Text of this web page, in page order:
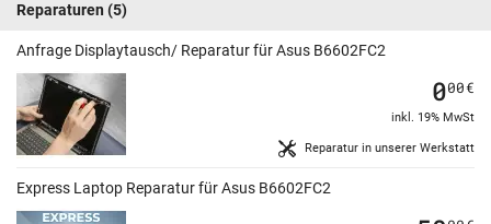
Reparaturen (5)
Anfrage Displaytausch/ Reparatur für Asus B6602FC2
Reparatur in unserer Werkstatt
000€
inkl. 19% MwSt
Express Laptop Reparatur für Asus B6602FC2